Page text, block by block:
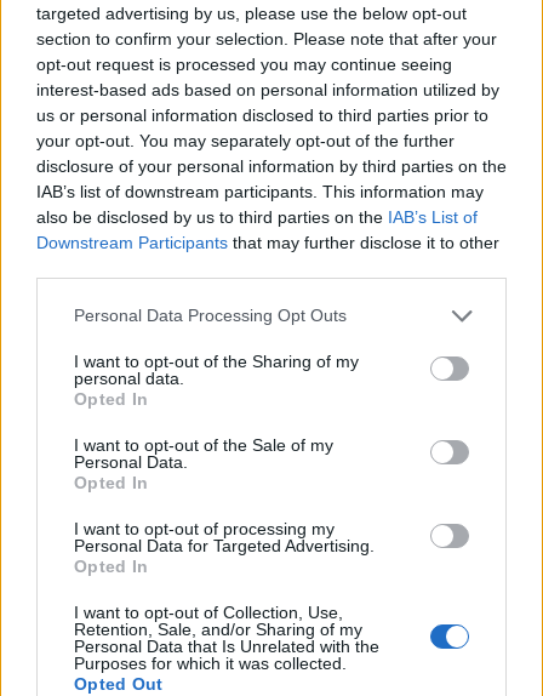
targeted advertising by us, please use the below opt-out
section to confirm your selection. Please note that after your
opt-out request is processed you may continue seeing
interest-based ads based on personal information utilized by
us or personal information disclosed to third parties prior to
your opt-out. You may separately opt-out of the further
disclosure of your personal information by third parties on the
IAB’s list of downstream participants. This information may
also be disclosed by us to third parties on the IAB’s List of
Downstream Participants that may further disclose it to other
Personal Data Processing Opt Outs
I want to opt-out of the Sharing of my
personal data.
Opted In
I want to opt-out of the Sale of my
Personal Data.
Opted In
I want to opt-out of processing my
Personal Data for Targeted Advertising.
Opted In
I want to opt-out of Collection, Use,
Retention, Sale, and/or Sharing of my
Personal Data that Is Unrelated with the
Purposes for which it was collected.
Opted Out